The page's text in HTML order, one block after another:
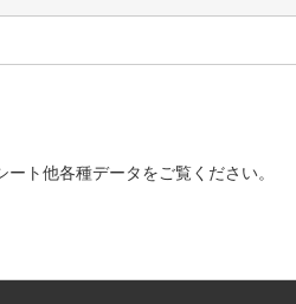
ト他各種データをご覧ください。